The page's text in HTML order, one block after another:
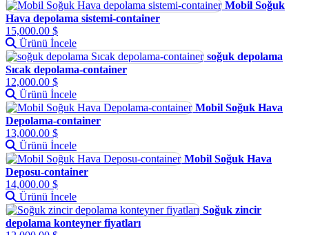
Mobil Soğuk
Hava depolama sistemi-container
15,000.00 $
Ürünü İncele
soğuk depolama
Sıcak depolama-container
12,000.00 $
Ürünü İncele
Mobil Soğuk Hava
Depolama-container
13,000.00 $
Ürünü İncele
Mobil Soğuk Hava
Deposu-container
14,000.00 $
Ürünü İncele
Soğuk zincir
depolama konteyner fiyatları